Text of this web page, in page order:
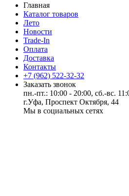
Главная
Каталог товаров
Лето
Новости
Trade-In
Оплата
Доставка
Контакты
+7 (962) 522-32-32
Заказать звонок
пн.-пт.: 10:00 - 20:00, сб.-вс.
г.Уфа, Проспект Октября, 44
Мы в социальных сетях